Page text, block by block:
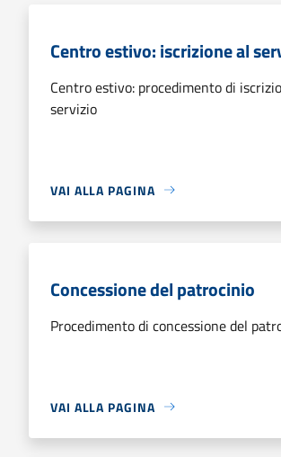
Centro estivo: iscrizione al
Centro estivo: procedimento di
servizio
VAI ALLA PAGINA
Concessione del patrocinio
Procedimento di concessione del
VAI ALLA PAGINA